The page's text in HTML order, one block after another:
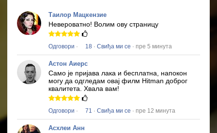
Таилор Мацкензие
Невероватно! Волим ову страницу
Одговори · 18 · Свиђа ми се · пре 5 минута
Астон Аиерс
Само је пријава лака и бесплатна, напокон
могу да одгледам овај филм Hitman доброг
квалитета. Хвала вам!
Одговори · 71 · Свиђа ми се · пре 12 минута
Асхлеи Анн